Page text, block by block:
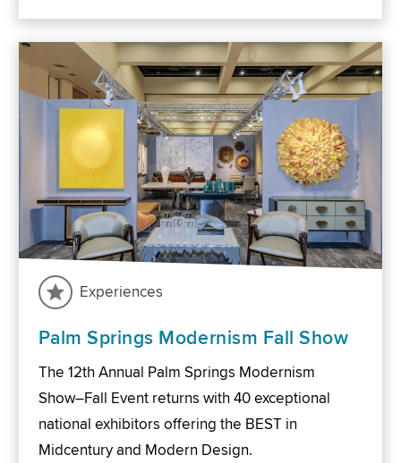
Experiences
Palm Springs Modernism Fall Show
The 12th Annual Palm Springs Modernism
Show–Fall Event returns with 40 exceptional
national exhibitors offering the BEST in
Midcentury and Modern Design.